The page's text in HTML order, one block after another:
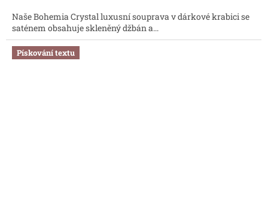
Naše Bohemia Crystal luxusní souprava v dárkové krabici se
saténem obsahuje skleněný džbán a...
Pískování textu